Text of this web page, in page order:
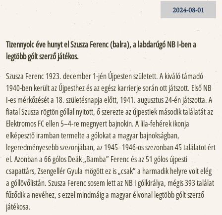
2024-08-01
Tizennyolc éve hunyt el Szusza Ferenc (balra), a labdarúgó NB I-ben a
legtöbb gólt szerző játékos.
Szusza Ferenc 1923. december 1-jén Újpesten született. A kiváló támadó
1940-ben került az Újpesthez és az egész karrierje során ott játszott. Első NB
I-es mérkőzését a 18. születésnapja előtt, 1941. augusztus 24-én játszotta. A
fiatal Szusza rögtön góllal nyitott, ő szerezte az újpestiek második találatát az
Elektromos FC ellen 5–4-re megnyert bajnokin. A lila-fehérek ikonja
elképesztő iramban termelte a gólokat a magyar bajnokságban,
legeredményesebb szezonjában, az 1945–1946-os szezonban 45 találatot ért
el. Azonban a 66 gólos Deák „Bamba” Ferenc és az 51 gólos újpesti
csapattárs, Zsengellér Gyula mögött ez is „csak” a harmadik helyre volt elég
a góllövőlistán. Szusza Ferenc sosem lett az NB I gólkirálya, mégis 393 találat
fűződik a nevéhez, s ezzel mindmáig a magyar élvonal legtöbb gólt szerző
játékosa.